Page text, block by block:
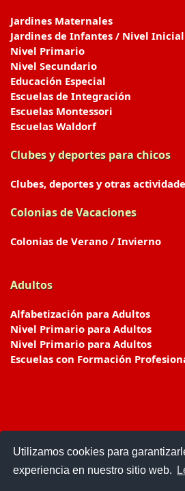
Utilizamos cookies para
experiencia en nuestro sitio web.
Jardines Maternales
Jardines de Infantes / Nivel Inicial
Nivel Primario
Nivel Secundario
Educación Especial
Escuelas de Integración
Escuelas Montessori
Escuelas Waldorf
Clubes y deportes para chicos
Clubes, deportes y otras
Colonias de Vacaciones
Colonias de Verano / Invierno
Adultos
Alfabetización para Adultos
Nivel Primario para Adultos
Nivel Primario para Adultos
Escuelas con Formación